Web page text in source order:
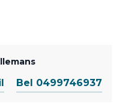
Bel 0499746937